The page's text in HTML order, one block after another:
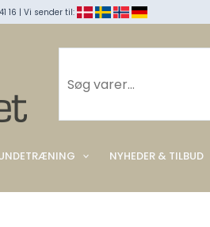
16 | Vi sender til:
NYHEDER & TILBUD